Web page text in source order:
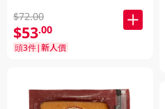
$72.00
$53.00
頭3件|新人價